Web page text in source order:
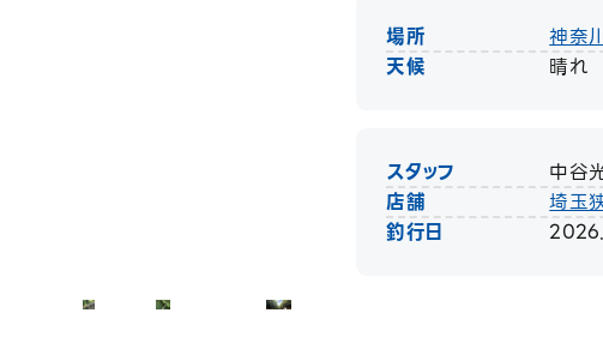
場所
神奈
天候
晴れ
スタッフ
中谷
店舗
埼玉
釣行日